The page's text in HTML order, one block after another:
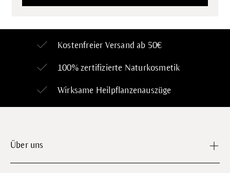
Kostenfreier Versand ab 50€
100% zertifizierte Naturkosmetik
Wirksame Heilpflanzenauszüge
Über uns